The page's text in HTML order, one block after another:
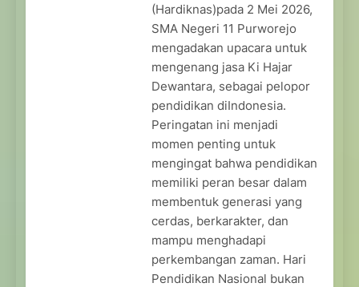
(Hardiknas)pada 2 Mei 2026,
SMA Negeri 11 Purworejo
mengadakan upacara untuk
mengenang jasa Ki Hajar
Dewantara, sebagai pelopor
pendidikan diIndonesia.
Peringatan ini menjadi
momen penting untuk
mengingat bahwa pendidikan
memiliki peran besar dalam
membentuk generasi yang
cerdas, berkarakter, dan
mampu menghadapi
perkembangan zaman. Hari
Pendidikan Nasional bukan